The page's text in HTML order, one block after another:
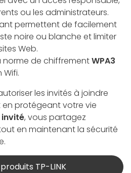
ou les administrateurs.
permettent de facilement
noire ou blanche et limiter
Web.
norme de chiffrementWPA3
les invités à joindre
en protégeant votre vie
invité, vous partagez
en maintenant la sécurité
TP-LINK